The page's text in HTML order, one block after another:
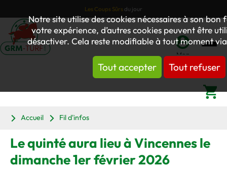
Notre site utilise des cookies nécessaires à son
votre expérience, d’autres cookies peuvent être
désactiver. Cela reste modifiable à tout moment
Tout accepter Tout refuser
Les Coups Sûrs du jour
Mon
compte
Accueil
Fil d'infos
Le quinté aura lieu à Vincennes le
dimanche 1er février 2026